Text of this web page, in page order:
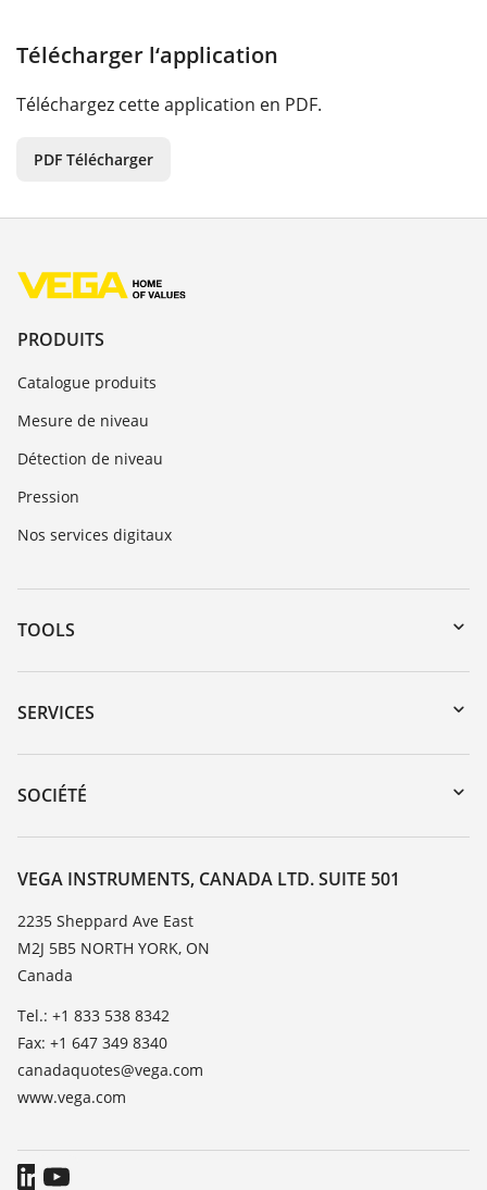
Télécharger l‘application
Téléchargez cette application en PDF.
PDF Télécharger
PRODUITS
Catalogue produits
Mesure de niveau
Détection de niveau
Pression
Nos services digitaux
TOOLS
Téléchargements
Recherche par numéro de série
DTM Collection/PACTware
SERVICES
Retour d'appareil
Service client
SOCIÉTÉ
À propos de VEGA
Contact
News
Presse
Blog
VEGA INSTRUMENTS, CANADA LTD. SUITE 501
2235 Sheppard Ave East
M2J 5B5 NORTH YORK, ON
Canada
Tel.: +1 833 538 8342
Fax: +1 647 349 8340
canadaquotes@vega.com
www.vega.com